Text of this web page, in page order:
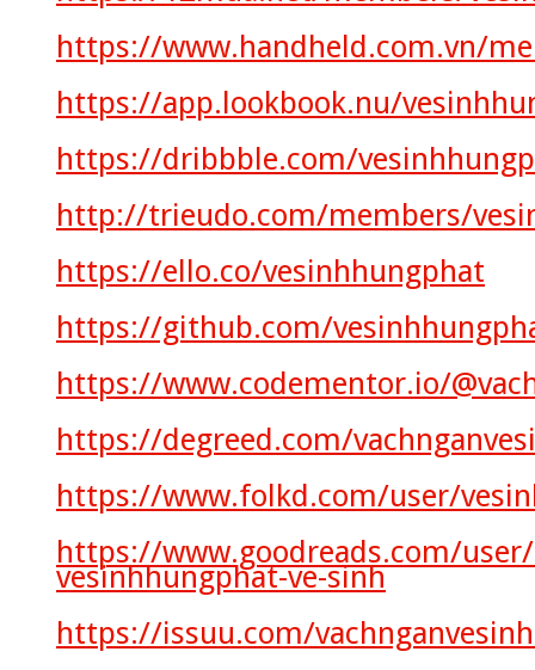
https://www.handheld.com.vn/
https://app.lookbook.nu/
https://dribbble.com/
http://trieudo.com/members/
https://ello.co/vesinhhungphat
https://github.com/
https://www.codementor.io/
https://degreed.com/
https://www.folkd.com/user/
https://www.goodreads.com/
vesinhhungphat-ve-sinh
https://issuu.com/